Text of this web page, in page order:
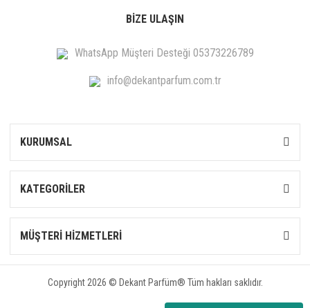
BİZE ULAŞIN
WhatsApp Müşteri Desteği 05373226789
info@dekantparfum.com.tr
KURUMSAL
KATEGORİLER
MÜŞTERİ HİZMETLERİ
Copyright 2026 © Dekant Parfüm® Tüm hakları saklıdır.